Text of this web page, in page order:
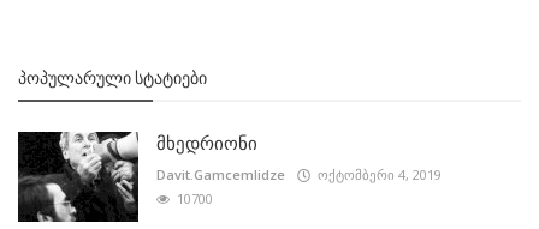
ᲞᲝᲞᲣᲚᲐᲠᲣᲚᲘ ᲡᲢᲐᲢᲘᲔᲑᲘ
მხედრიონი
Davit.Gamcemlidze
ოქტომბერი 4, 2019
10700